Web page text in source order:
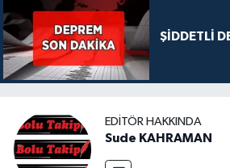
ŞİDDETLİ
EDITÖR HAKKINDA
Sude KAHRAMAN